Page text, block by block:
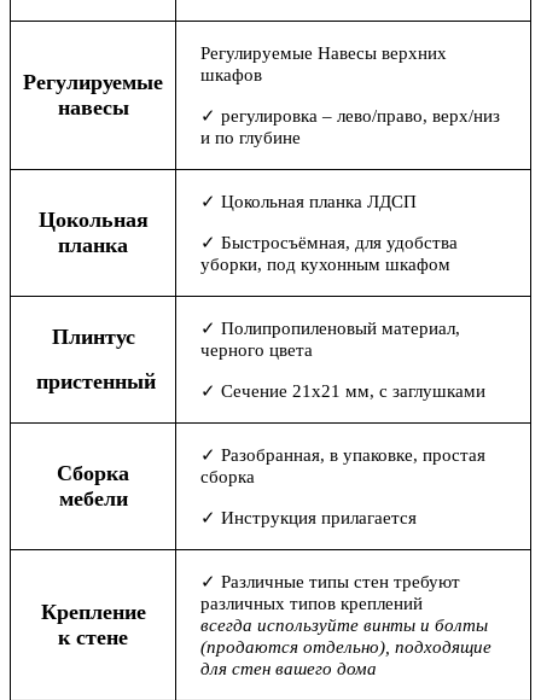
Регулируемые
навесы
Регулируемые Навесы верхних
шкафов
✓ регулировка – лево/право, верх/низ
и по глубине
Цокольная
планка
✓ Цокольная планка ЛДСП
✓ Быстросъёмная, для удобства
уборки, под кухонным шкафом
Плинтус
пристенный
✓ Полипропиленовый материал,
черного цвета
✓ Сечение 21х21 мм, с заглушками
Сборка
мебели
✓ Разобранная, в упаковке, простая
сборка
✓ Инструкция прилагается
Крепление
к стене
✓ Различные типы стен требуют
различных типов креплений
всегда используйте винты и болты
(продаются отдельно), подходящие
для стен вашего дома